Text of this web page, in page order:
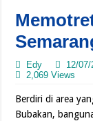
Edy 12/07/
2,069 Views
Berdiri di area
Bubakan,